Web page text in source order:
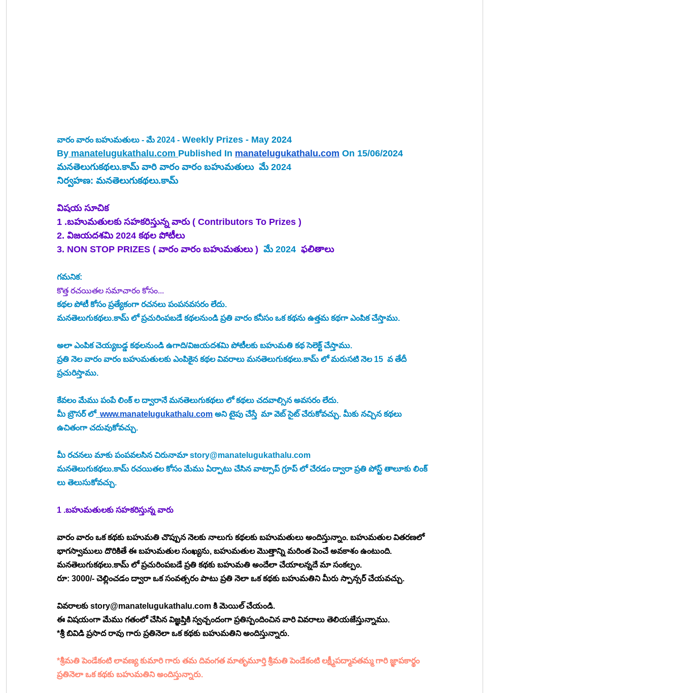
వారం వారం బహుమతులు - మే 2024 - Weekly Prizes - May 2024
By manatelugukathalu.com Published In manatelugukathalu.com On 15/06/2024
మనతెలుగుకథలు.కామ్ వారి వారం వారం బహుమతులు మే 2024
నిర్వహణ: మనతెలుగుకథలు.కామ్
విషయ సూచిక
1 .బహుమతులకు సహకరిస్తున్న వారు ( Contributors To Prizes )
2. విజయదశమి 2024 కథల పోటీలు
3. NON STOP PRIZES ( వారం వారం బహుమతులు ) మే 2024 ఫలితాలు
గమనిక:
కొత్త రచయితల సమాచారం కోసం...
కథల పోటీ కోసం ప్రత్యేకంగా రచనలు పంపనవసరం లేదు.
మనతెలుగుకథలు.కామ్ లో ప్రచురింపబడే కథలనుండి ప్రతి వారం కనీసం ఒక కథను ఉత్తమ కథగా ఎంపిక చేస్తాము.
అలా ఎంపిక చెయ్యబడ్డ కథలనుండి ఉగాది/విజయదశమి పోటీలకు బహుమతి కథ సెలెక్ట్ చేస్తాము.
ప్రతి నెల వారం వారం బహుమతులకు ఎంపికైన కథల వివరాలు మనతెలుగుకథలు.కామ్ లో మరుసటి నెల 15  వ తేదీ
ప్రచురిస్తాము.
కేవలం మేము పంపే లింక్ ల ద్వారానే మనతెలుగుకథలు లో కథలు చదవాల్సిన అవసరం లేదు.
మీ బ్రౌసర్ లో www.manatelugukathalu.com అని టైపు చేస్తే  మా వెబ్ సైట్ చేరుకోవచ్చు. మీకు నచ్చిన కథలు
ఉచితంగా చదువుకోవచ్చు.
మీ రచనలు మాకు పంపవలసిన చిరునామా story@manatelugukathalu.com
మనతెలుగుకథలు.కామ్ రచయితల కోసం మేము ఏర్పాటు చేసిన వాట్సాప్ గ్రూప్ లో చేరడం ద్వారా ప్రతి పోస్ట్ తాలూకు లింక్
లు తెలుసుకోవచ్చు.
1 .బహుమతులకు సహకరిస్తున్న వారు
వారం వారం ఒక కథకు బహుమతి చొప్పున నెలకు నాలుగు కథలకు బహుమతులు అందిస్తున్నాం. బహుమతుల వితరణలో
భాగస్వాములు దొరికితే ఈ బహుమతుల సంఖ్యను, బహుమతుల మొత్తాన్ని మరింత పెంచే అవకాశం ఉంటుంది.
మనతెలుగుకథలు.కామ్ లో ప్రచురింపబడే ప్రతి కథకు బహుమతి అందేలా చేయాలన్నదే మా సంకల్పం.
రూ: 3000/- చెల్లించడం ద్వారా ఒక సంవత్సరం పాటు ప్రతి నెలా ఒక కథకు బహుమతిని మీరు స్పాన్సర్ చేయవచ్చు.
వివరాలకు story@manatelugukathalu.com కి మెయిల్ చేయండి.
ఈ విషయంగా మేము గతంలో చేసిన విజ్ఞప్తికి స్వచ్చందంగా ప్రతిస్పందించిన వారి వివరాలు తెలియజేస్తున్నాము.
*శ్రీ బివిడి ప్రసాద రావు గారు ప్రతినెలా ఒక కథకు బహుమతిని అందిస్తున్నారు.
*శ్రీమతి పెండేకంటి లావణ్య కుమారి గారు తమ దివంగత మాతృమూర్తి శ్రీమతి పెండేకంటి లక్ష్మీపద్మావతమ్మ గారి జ్ఞాపకార్థం
ప్రతినెలా ఒక కథకు బహుమతిని అందిస్తున్నారు.